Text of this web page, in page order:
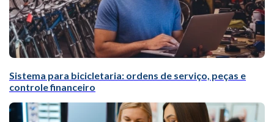
Sistema para bicicletaria: ordens de serviço, peças e
controle financeiro